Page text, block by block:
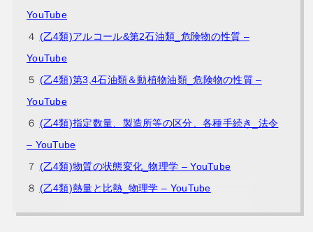
YouTube
４ (乙4類)アルコール&第2石油類_危険物の性質 –
YouTube
５ (乙4類)第3,4石油類＆動植物油類_危険物の性質 –
YouTube
６ (乙4類)指定数量、製造所等の区分、各種手続き_法令
– YouTube
７ (乙4類)物質の状態変化_物理学 – YouTube
８ (乙4類)熱量と比熱_物理学 – YouTube